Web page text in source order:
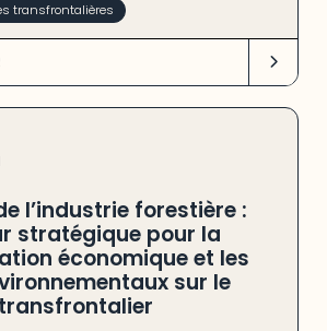
transfrontalières
l’industrie forestière :
stratégique pour la
économique et les
sur le